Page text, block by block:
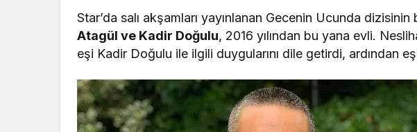
Star’da salı akşamları yayınlanan Gecenin Ucunda dizisinin
Atagül ve Kadir Doğulu, 2016 yılından bu yana evli.
eşi Kadir Doğulu ile ilgili duygularını dile getirdi, ardından